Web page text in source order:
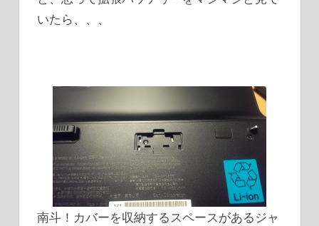
いたら、、、
南斗！カバーを収納するスペースがあるジャ